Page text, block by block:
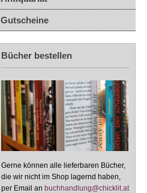
Gutscheine
Bücher bestellen
Gerne können alle lieferbaren Bücher,
die wir nicht im Shop lagernd haben,
per Email an buchhandlung@chicklit.at